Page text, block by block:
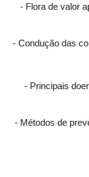
- Flora de valor
- Condução das
- Principais
- Métodos de